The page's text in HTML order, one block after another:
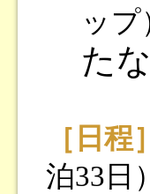
ップ
た
［日程］
泊33日）